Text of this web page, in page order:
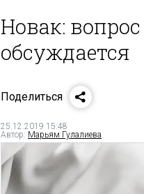
Новак:
обсуждается
Поделиться
25.12.2019 15:48
Автор: Марьям Гулалиева